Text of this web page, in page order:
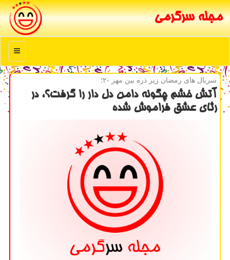
مجله سرگرمی
منو
سریال های رمضان زیر ذره بین مهر -۲؛
آتش خشم چگونه دامن دل دار را گرفت؟، در
رثای عشق فراموش شده